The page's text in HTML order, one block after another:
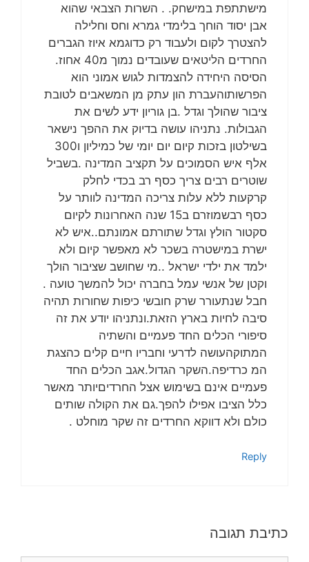
מישתתפת במישחק. . השרות הצבאי שהוא
אבן יסוד הוחך בלימדי גמרא וחס וחלילה
להצטרך לקום ולעבוד רק כדוגמא איוז הגברים
החרדים הליטאים שעובדים נמוך מ40 אחוז.
הסיסה היחידה להצמדות לגוש אמוני הוא
הפרשותוהעברת הון עתק מן המשאבים לטובת
ציבור שהולך וגדל .בן גוריון ידע לשים את
הגבולות. נתניהו עושה בדיוק את ההפך נישאר
בשילטון בזכות קיום יום יומי של כמיליון ו300
אלף איש הסמוכים על תקציב המדינה .בשביל
שוטרים רבים צריך כסף רב בכדי לחלק
קרקעות ללא עלות צריכה המדינה לוותר על
כסף רבשמוזרם ב15 שנה האחרונות לקיום
סקטור הולץ וגדל שתורתם אמונתם..איש לא
ישרת במישטרה בשכר לא מאפשר קיום ולא
ילמד את ילדי ישראל ..מי שחושב שציבור הולך
וקטן של אנשי עמל בחברה יכול להמשך טועה .
חבל שנתעורר שרק חובשי כיפות שחורות תהיה
סיבה לחיות בארץ הזאת.ונתניהו יודע את זה
סיפורי הכלים החד פעמיים והשתיה
המתוקהעושה לדרעי וחבריו חיים קלים כהצגת
המ כרדיפה.השקר הגדול.אגב הכלים החד
פעמיים אינם בשימוש אצל החרדיםיותר מאשר
כלל הציבו אפילו להפך.גם את הקולה שותים
כולם ולא דווקא החרדים זה שקר מוחלט .
Reply
כתיבת תגובה